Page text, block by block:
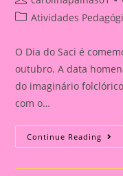
author:
PostAtividades
O Dia do Saci é
outubro. A data
do imaginário
com o…
Continue Reading
Dia